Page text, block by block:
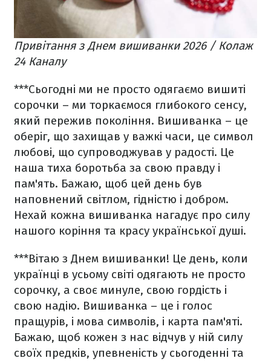
Привітання з Днем вишиванки 2026 / Колаж
24 Каналу
***Сьогодні ми не просто одягаємо вишиті
сорочки – ми торкаємося глибокого сенсу,
який пережив покоління. Вишиванка – це
оберіг, що захищав у важкі часи, це символ
любові, що супроводжував у радості. Це
наша тиха боротьба за свою правду і
пам'ять. Бажаю, щоб цей день був
наповнений світлом, гідністю і добром.
Нехай кожна вишиванка нагадує про силу
нашого коріння та красу української душі.
***Вітаю з Днем вишиванки! Це день, коли
українці в усьому світі одягають не просто
сорочку, а своє минуле, свою гордість і
свою надію. Вишиванка – це і голос
пращурів, і мова символів, і карта пам'яті.
Бажаю, щоб кожен з нас відчув у ній силу
своїх предків, упевненість у сьогоденні та